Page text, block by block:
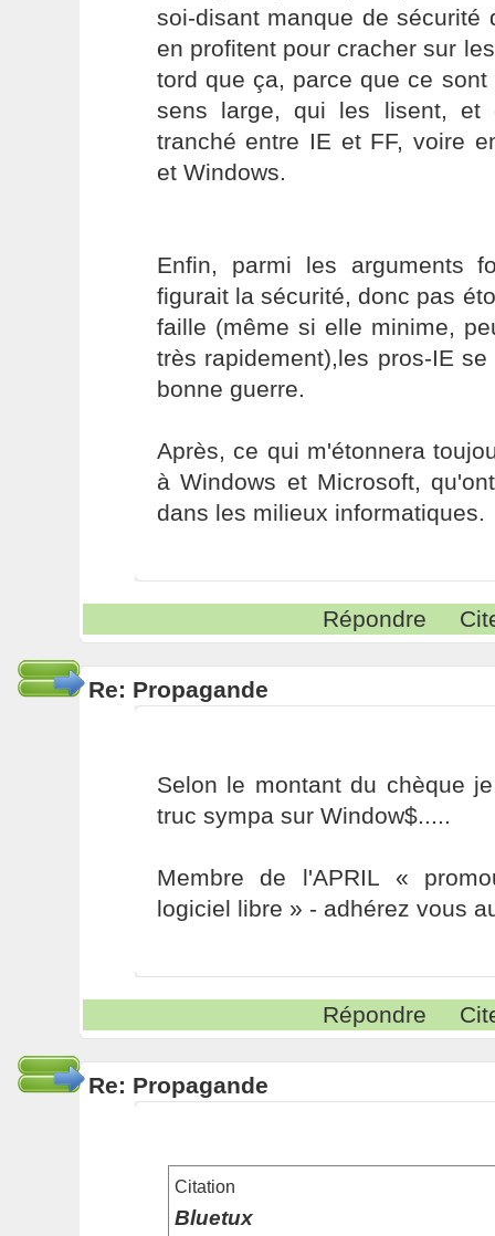
soi-disant manque de sécurité
en profitent pour cracher sur
tord que ça, parce que ce
sens large, qui les lisent,
tranché entre IE et FF, voire
et Windows.
Enfin, parmi les arguments
figurait la sécurité, donc pas
faille (même si elle minime,
très rapidement),les pros-IE
bonne guerre.
Après, ce qui m'étonnera
à Windows et Microsoft,
dans les milieux informatiques.
Répondre
Re: Propagande
Selon le montant du chèque
truc sympa sur Window$.....
Membre de l'APRIL «
logiciel libre » - adhérez vous
Répondre
Re: Propagande
Citation
Bluetux